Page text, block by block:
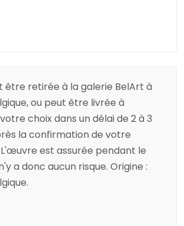
être retirée à la galerie BelArt à
ou peut être livrée à
choix dans un délai de 2 à 3
la confirmation de votre
est assurée pendant le
a donc aucun risque. Origine :